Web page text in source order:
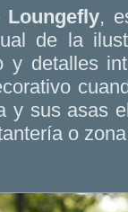
Loungefly,
de la
y detalles
y sus asas
o